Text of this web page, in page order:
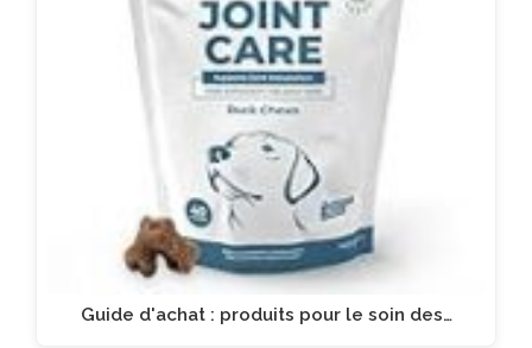
Guide d'achat : produits pour le soin des…